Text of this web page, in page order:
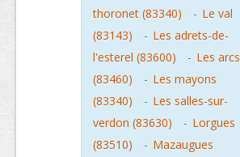
thoronet (83340)
- Le val
(83143)
- Les adrets-de-
l'esterel (83600)
- Les arcs
(83460)
- Les mayons
(83340)
- Les salles-sur-
verdon (83630)
- Lorgues
(83510)
- Mazaugues